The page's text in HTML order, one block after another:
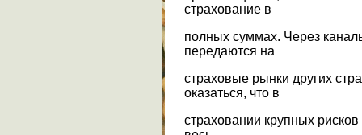
страхование в
полных суммах. Через
передаются на
страховые рынки других
оказаться, что в
страховании крупных